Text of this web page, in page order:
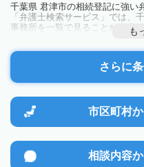
千葉県 君津市の相続登記に強い
「弁護士検索サービス」では、
事務所を一覧で見ることが出来
いる方は一度近隣の弁護士に相
も
さらに
市区町村
相談内容